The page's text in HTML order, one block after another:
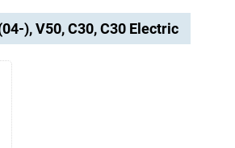
), V50, C30, C30 Electric